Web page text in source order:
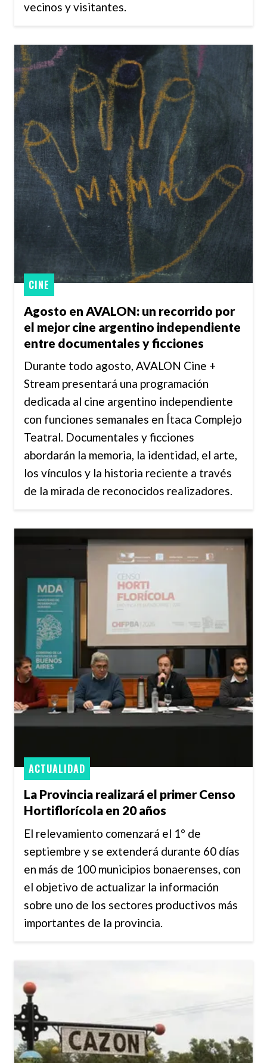
vecinos y visitantes.
Agosto en AVALON: un recorrido por
el mejor cine argentino independiente
entre documentales y ficciones
CINE
Durante todo agosto, AVALON Cine +
Stream presentará una programación
dedicada al cine argentino independiente
con funciones semanales en Ítaca Complejo
Teatral. Documentales y ficciones
abordarán la memoria, la identidad, el arte,
los vínculos y la historia reciente a través
de la mirada de reconocidos realizadores.
La Provincia realizará el primer Censo
Hortiflorícola en 20 años
ACTUALIDAD
El relevamiento comenzará el 1° de
septiembre y se extenderá durante 60 días
en más de 100 municipios bonaerenses, con
el objetivo de actualizar la información
sobre uno de los sectores productivos más
importantes de la provincia.